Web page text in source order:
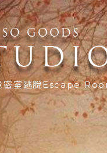
密室逃脫Escape